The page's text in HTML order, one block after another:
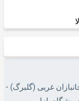
غربی (گلبرگ) -